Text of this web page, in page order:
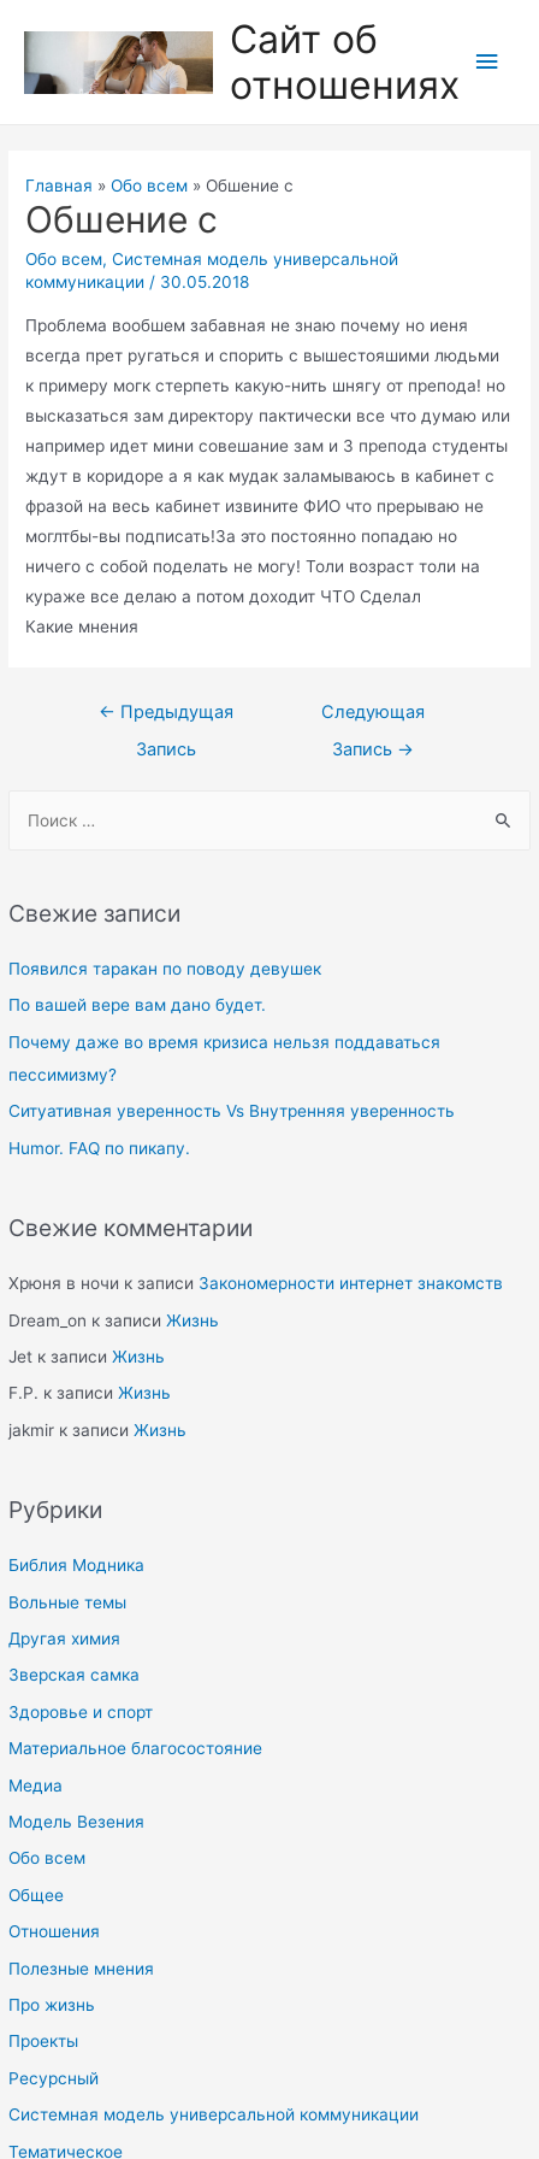
содержимому
Сайт об
отношениях
r
h
f
o
Свежие записи
Появился таракан по поводу девушек
По вашей вере вам дано будет.
Почему даже во время кризиса нельзя поддаваться
пессимизму?
Ситуативная уверенность Vs Внутренняя уверенность
Humor. FAQ по пикапу.
Свежие комментарии
Хрюня в ночи к записи Закономерности интернет знакомств
Dream_on к записиЖизнь
Jet к записиЖизнь
F.P. к записиЖизнь
jakmir к записиЖизнь
Рубрики
Библия Модника
Вольные темы
Другая химия
Зверская самка
Здоровье и спорт
Материальное благосостояние
Медиа
Модель Везения
Обо всем
Общее
Отношения
Полезные мнения
Про жизнь
Проекты
Ресурсный
Системная модель универсальной коммуникации
Тематическое
Главная Обо всем Обшение с
Обшение с
Обо всем,Системная модель универсальной
коммуникации / 30.05.2018
Проблема вообшем забавная не знаю почему но иеня
всегда прет ругаться и спорить с вышестояшими людьми
к примеру могк стерпеть какую-нить шнягу от препода! но
высказаться зам директору пактически все что думаю или
например идет мини совешание зам и 3 препода студенты
ждут в коридоре а я как мудак заламываюсь в кабинет с
фразой на весь кабинет извините ФИО что прерываю не
моглтбы-вы подписать!За это постоянно попадаю но
ничего с собой поделать не могу! Толи возраст толи на
кураже все делаю а потом доходит ЧТО Сделал
Какие мнения
Навигация
← Предыдущая
Запись
Следующая
Запись →